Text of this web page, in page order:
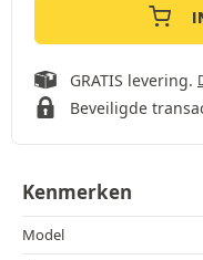
GRATIS levering.
Beveiligde
Kenmerken
Model